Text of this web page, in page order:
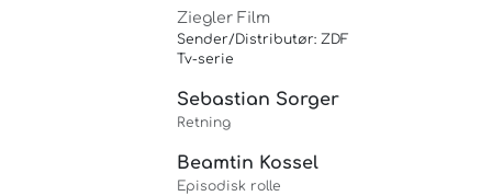
Ziegler Film
Sender/Distributør: ZDF
Tv-serie
Sebastian Sorger
Retning
Beamtin Kossel
Episodisk rolle